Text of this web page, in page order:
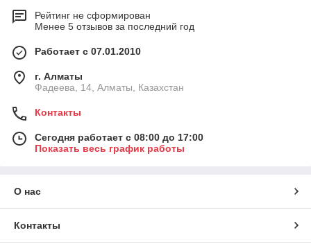
Рейтинг не сформирован
Менее 5 отзывов за последний год
Работает с 07.01.2010
г. Алматы
Фадеева, 14, Алматы, Казахстан
Контакты
Сегодня работает с 08:00 до 17:00
Показать весь график работы
О нас
Контакты